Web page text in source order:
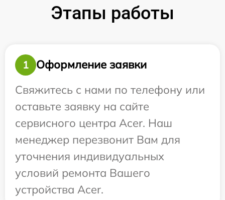
Этапы работы
1
Оформление заявки
Свяжитесь с нами по телефону или
оставьте заявку на сайте
сервисного центра Acer. Наш
менеджер перезвонит Вам для
уточнения индивидуальных
условий ремонта Вашего
устройства Acer.